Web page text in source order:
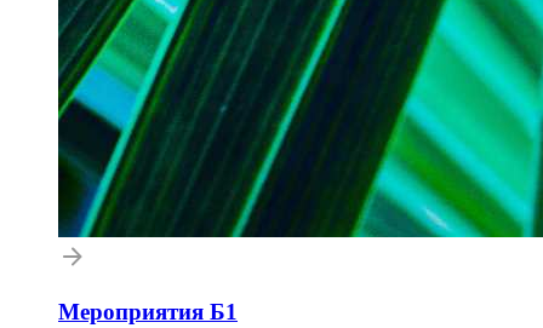
Мероприятия Б1